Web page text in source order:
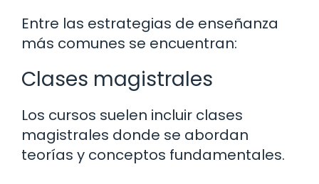
Entre las estrategias de enseñanza
más comunes se encuentran:
Clases magistrales
Los cursos suelen incluir clases
magistrales donde se abordan
teorías y conceptos fundamentales.